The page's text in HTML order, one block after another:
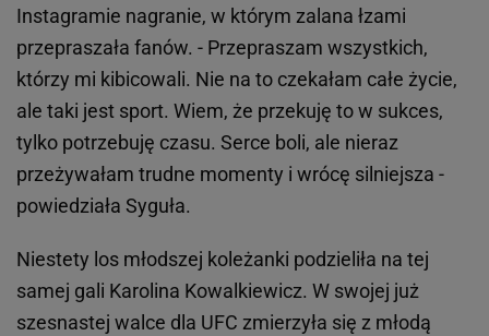
Instagramie nagranie, w którym zalana łzami
przepraszała fanów. - Przepraszam wszystkich,
którzy mi kibicowali. Nie na to czekałam całe życie,
ale taki jest sport. Wiem, że przekuję to w sukces,
tylko potrzebuję czasu. Serce boli, ale nieraz
przeżywałam trudne momenty i wrócę silniejsza -
powiedziała Syguła.
Niestety los młodszej koleżanki podzieliła na tej
samej gali Karolina Kowalkiewicz. W swojej już
szesnastej walce dla UFC zmierzyła się z młodą